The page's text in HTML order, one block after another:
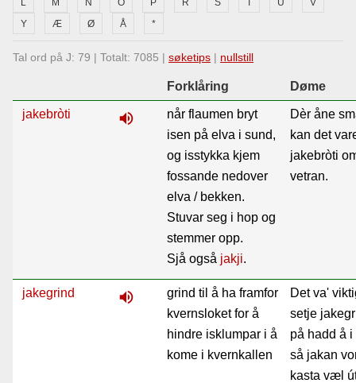
Y
Æ Ø Å *
Tal ord på J: 79 | Totalt: 7085 | søketips | nullstill
Forklåring Døme
jakebròti volume_up
når flaumen bryt
isen på elva i sund,
og isstykka kjem
fossande nedover
elva / bekken.
Stuvar seg i hop og
stemmer opp.
Sjå også jakji.
Dèr åne
kan det
jakebròti
vetran.
jakegrind volume_up
grind til å ha framfor
kvernsloket for å
hindre isklumpar i å
kome i kvernkallen
Det va'
setje
på hadd å i
så jakan
kasta væl
Lenkjer
oss